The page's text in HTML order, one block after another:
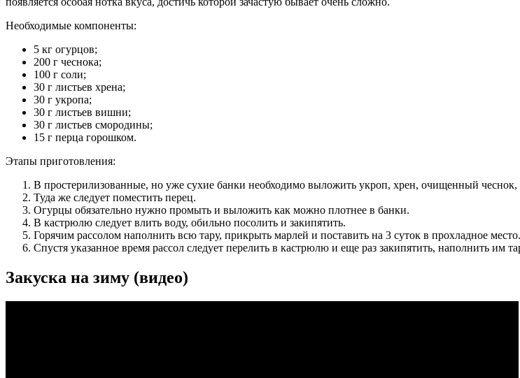
Необходимые компоненты:
5 кг огурцов;
200 г чеснока;
100 г соли;
30 г листьев хрена;
30 г укропа;
30 г листьев вишни;
30 г листьев смородины;
15 г перца горошком.
Этапы приготовления:
В простерилизованные, но уже сухие банки необходимо выложить укроп, хрен, очищенный
Туда же следует поместить перец.
Огурцы обязательно нужно промыть и выложить как можно плотнее в банки.
В кастрюлю следует влить воду, обильно посолить и закипятить.
Горячим рассолом наполнить всю тару, прикрыть марлей и поставить на 3 суток в прохладное место.
Спустя указанное время рассол следует перелить в кастрюлю и еще раз закипятить, наполнить им
Закуска на зиму (видео)